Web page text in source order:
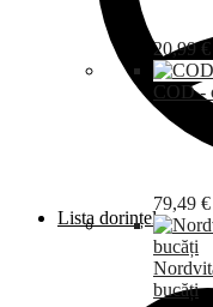
Lista dorințelor
20,99€
COD -
79,49 €
bucăți